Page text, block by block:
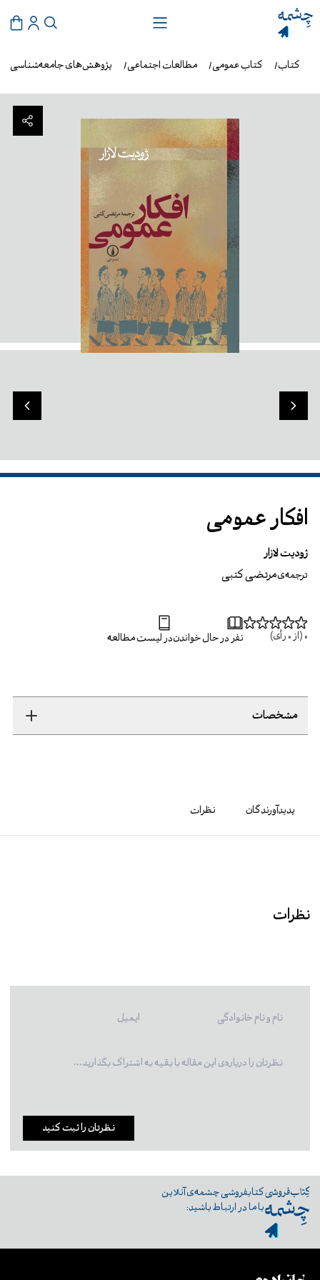
پژوهش‌های جامعه‌شناسی مطالعات اجتماعی کتاب عمومی کتاب
افکار عمومی
ژودیت لازار
ترجمه‌یمرتضی کتبی
0 (از 0 رأی) نفر در حال خواندندر لیست مطالعه
مشخصات
پدیدآورندگان نظرات
نظرات
نظرتان را ثبت کنید
کتابفروشی چشمه‌ی آنلاین
با ما در ارتباط باشید: